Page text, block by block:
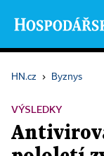
HN.cz › Byznys
VÝSLEDKY